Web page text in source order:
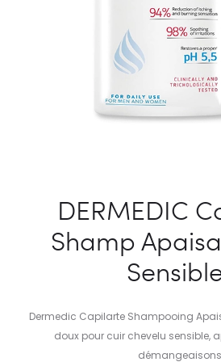
DERMEDIC
Shamp
Dermedic Capilarte Shampooing
doux pour cuir chevelu sensible,